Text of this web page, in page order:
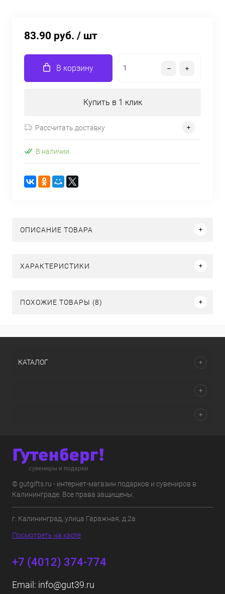
83.90 руб. / шт
В корзину
Купить в 1 клик
Рассчитать доставку
В наличии
ОПИСАНИЕ ТОВАРА
ХАРАКТЕРИСТИКИ
ПОХОЖИЕ ТОВАРЫ (8)
КАТАЛОГ
© gutgifts.ru - интернет-магазин подарков и сувениров в
Калининграде. Все права защищены.
г. Калининград, улица Гаражная, д.2а
Посмотреть на карте
+7 (4012) 374-774
Email: info@gut39.ru